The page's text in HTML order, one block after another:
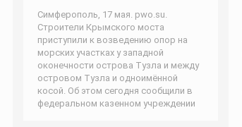
Симферополь, 17 мая. pwo.su.
Строители Крымского моста
приступили к возведению опор на
морских участках у западной
оконечности острова Тузла и между
островом Тузла и одноимённой
косой. Об этом сегодня сообщили в
федеральном казенном учреждении